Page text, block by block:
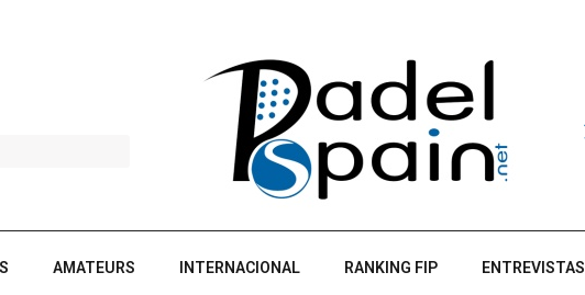
AMATEURS INTERNACIONAL RANKING FIP ENTREVISTAS